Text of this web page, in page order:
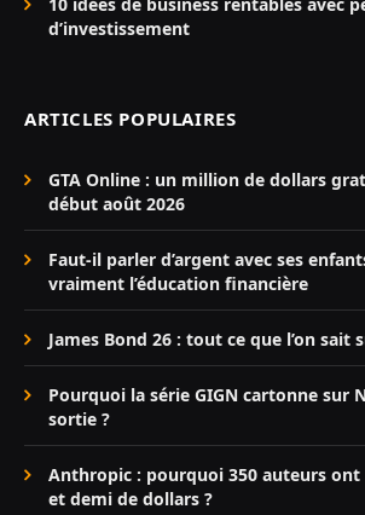
10 idées de business rentables avec
d’investissement
ARTICLES POPULAIRES
GTA Online : un million de dollars
début août 2026
Faut-il parler d’argent avec ses
vraiment l’éducation financière
James Bond 26 : tout ce que l’on sait
Pourquoi la série GIGN cartonne sur
sortie ?
Anthropic : pourquoi 350 auteurs
et demi de dollars ?